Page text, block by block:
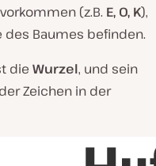
(z.B. E, O, K),
Baumes befinden.
die Wurzel, und sein
Zeichen in der